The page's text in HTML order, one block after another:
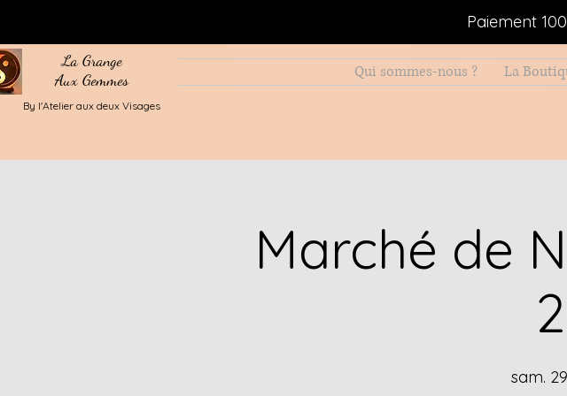
Paiement
La Grange
Aux Gemmes
By l'Atelier aux deux Visages
Qui sommes-nous ? La
Marché de
sam.